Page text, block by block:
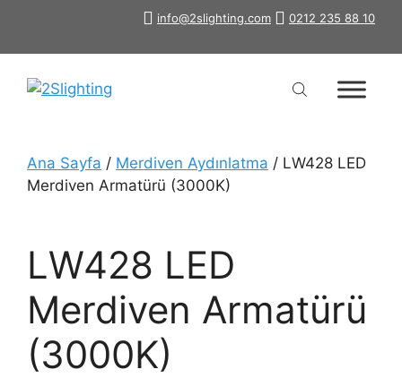
info@2slighting.com 0212 235 88 10
Ana Sayfa / Merdiven Aydınlatma / LW428 LED
Merdiven Armatürü (3000K)
LW428 LED
Merdiven Armatürü
(3000K)